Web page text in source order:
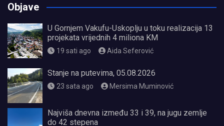
Objave
U Gornjem Vakufu-Uskoplju u toku realizacija 13
projekata vrijednih 4 miliona KM
19 sati ago Aida Seferović
Stanje na putevima, 05.08.2026
23 sata ago Mersima Muminović
Najviša dnevna između 33 i 39, na jugu zemlje
do 42 stepena